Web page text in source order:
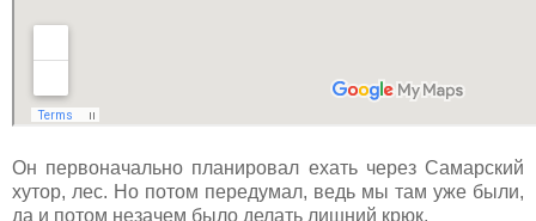
Он первоначально планировал ехать через Самарский
хутор, лес. Но потом передумал, ведь мы там уже были,
да и потом незачем было делать лишний крюк.